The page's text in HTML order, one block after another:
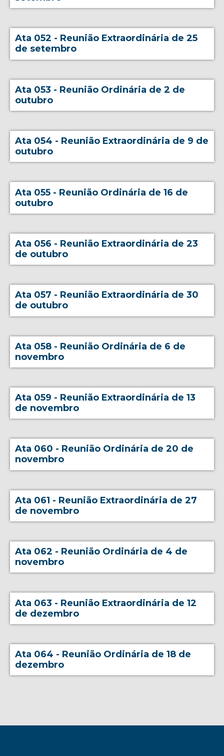
Ata 052 - Reunião Extraordinária de 25
de setembro
Ata 053 - Reunião Ordinária de 2 de
outubro
Ata 054 - Reunião Extraordinária de 9 de
outubro
Ata 055 - Reunião Ordinária de 16 de
outubro
Ata 056 - Reunião Extraordinária de 23
de outubro
Ata 057 - Reunião Extraordinária de 30
de outubro
Ata 058 - Reunião Ordinária de 6 de
novembro
Ata 059 - Reunião Extraordinária de 13
de novembro
Ata 060 - Reunião Ordinária de 20 de
novembro
Ata 061 - Reunião Extraordinária de 27
de novembro
Ata 062 - Reunião Ordinária de 4 de
novembro
Ata 063 - Reunião Extraordinária de 12
de dezembro
Ata 064 - Reunião Ordinária de 18 de
dezembro